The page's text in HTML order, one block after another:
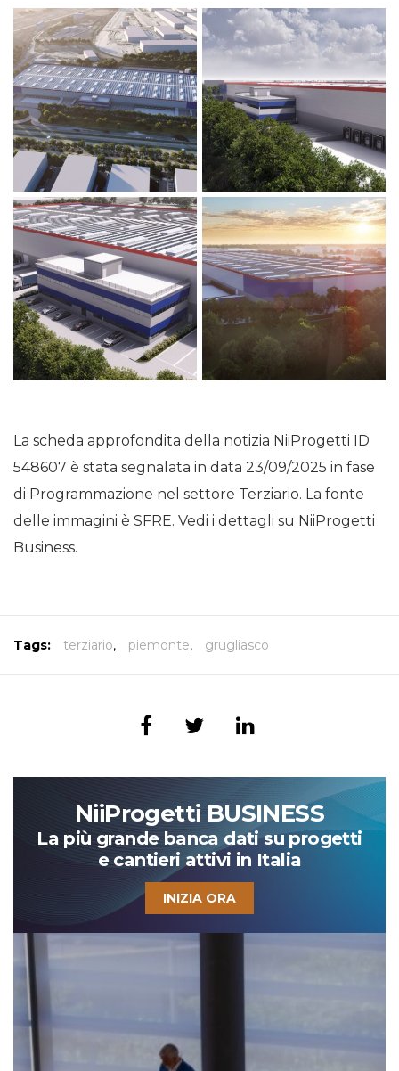
La scheda approfondita della notizia NiiProgetti ID
548607 è stata segnalata in data 23/09/2025 in fase
di Programmazione nel settore Terziario. La fonte
delle immagini è SFRE. Vedi i dettagli su NiiProgetti
Business.
Tags: terziario, piemonte, grugliasco
NiiProgetti BUSINESS
La più grande banca dati su progetti
e cantieri attivi in Italia
INIZIA ORA